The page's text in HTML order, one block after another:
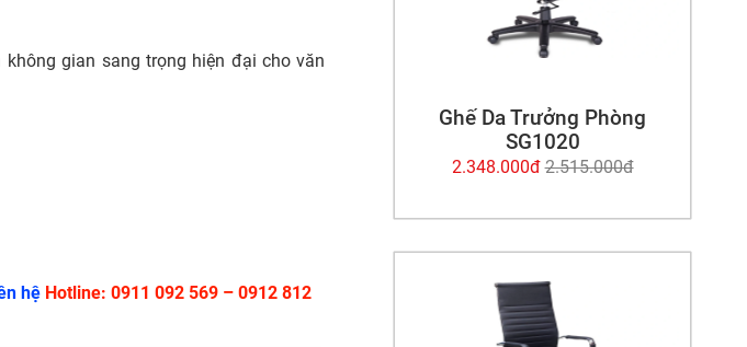
gian sang trọng hiện đại cho văn
hệ Hotline: 0911 092 569 – 0912 812
Ghế Da Trưởng Phòng
SG1020
2.348.000đ 2.515.000đ